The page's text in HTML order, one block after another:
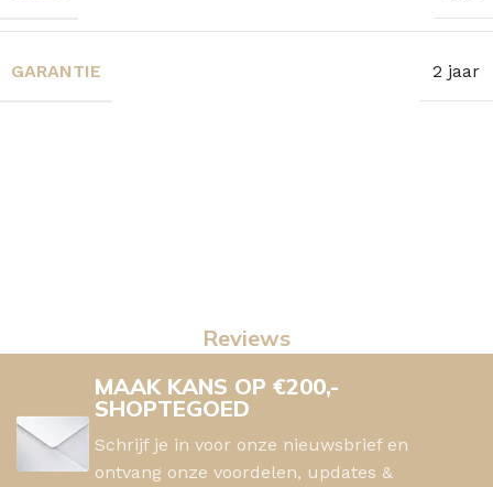
GARANTIE 2 jaar
Reviews
MAAK KANS OP €200,-
SHOPTEGOED
Schrijf je in voor onze nieuwsbrief en
ontvang onze voordelen, updates &